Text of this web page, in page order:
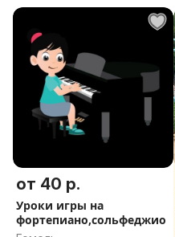
область
от 40 р.
Уроки игры на
фортепиано,сольфеджио